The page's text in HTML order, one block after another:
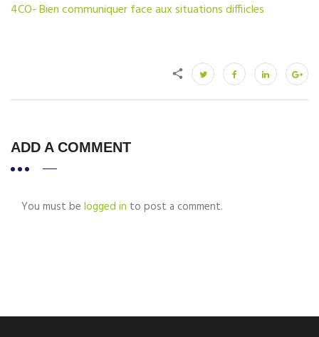
4CO- Bien communiquer face aux situations diffiicles
ADD A COMMENT
You must be logged in to post a comment.